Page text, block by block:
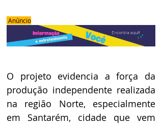
Anúncio
O projeto evidencia a força da
produção independente realizada
na região Norte, especialmente
em Santarém, cidade que vem